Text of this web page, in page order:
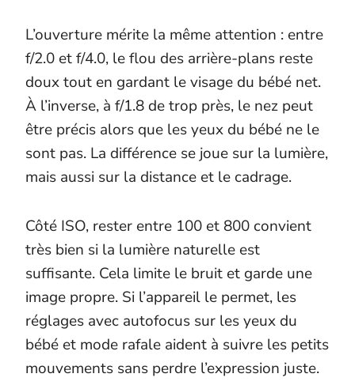
L’ouverture mérite la même attention : entre
f/2.0 et f/4.0, le flou des arrière-plans reste
doux tout en gardant le visage du bébé net.
À l’inverse, à f/1.8 de trop près, le nez peut
être précis alors que les yeux du bébé ne le
sont pas. La différence se joue sur la lumière,
mais aussi sur la distance et le cadrage.
Côté ISO, rester entre 100 et 800 convient
très bien si la lumière naturelle est
suffisante. Cela limite le bruit et garde une
image propre. Si l’appareil le permet, les
réglages avec autofocus sur les yeux du
bébé et mode rafale aident à suivre les petits
mouvements sans perdre l’expression juste.